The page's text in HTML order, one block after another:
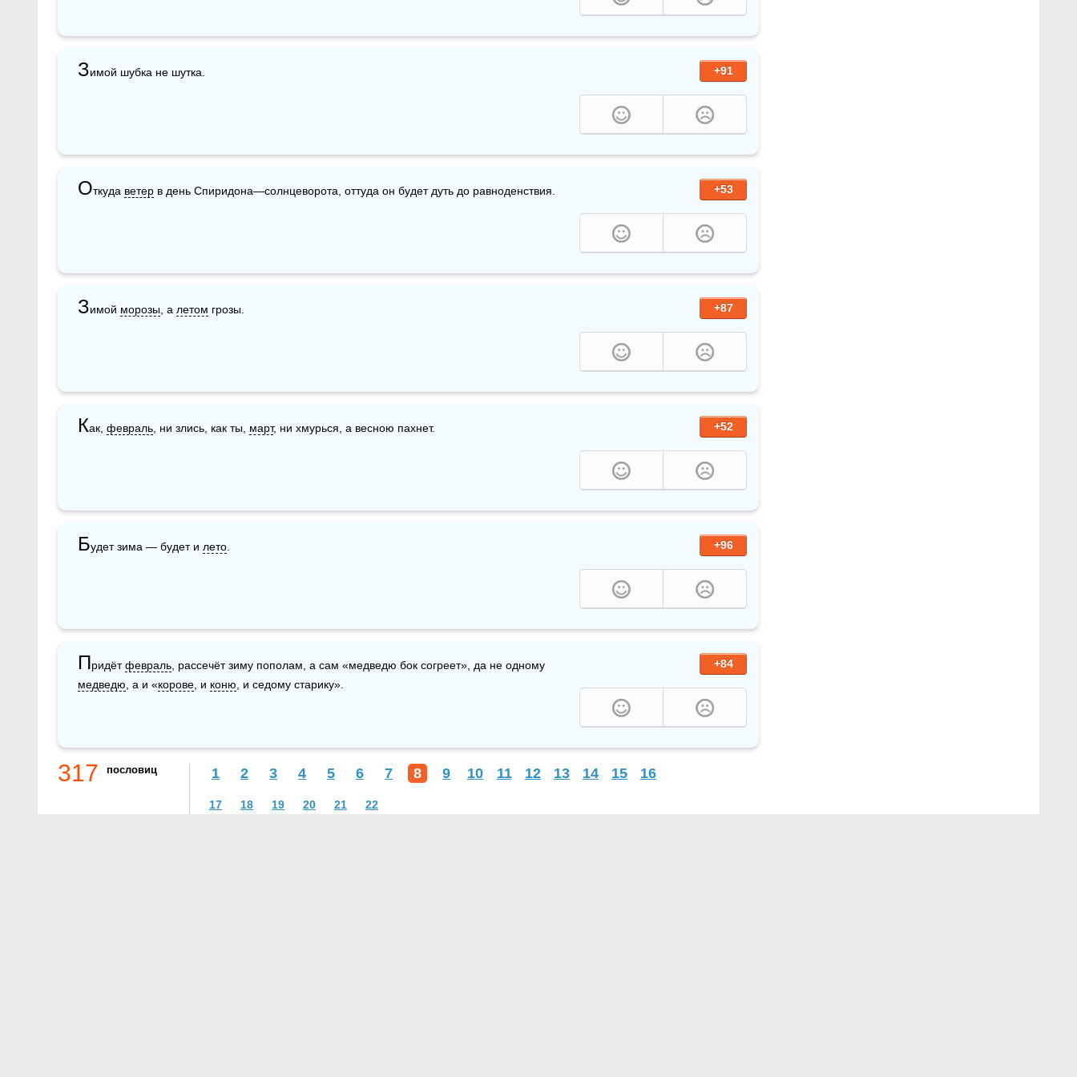
+91
Зимой шубка не шутка.
+53
Откуда ветер в день Спиридона—солнцеворота, оттуда он будет дуть до равноденствия.
+87
Зимой морозы , а летом грозы.
+52
Как, февраль , ни злись, как ты, март, ни хмурься, а весною пахнет.
+96
Будет зима — будет и лето
+84
Придёт февраль
медведю , а и «корове , и коню , и седому старику».
317 пословиц 1 2 3 4 5 6 7 8 9 10 11 12 13 14 15 16
17 18 19 20 21 22